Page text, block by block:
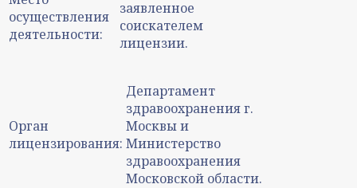
осуществления
деятельности:
заявленное
соискателем
лицензии.
Орган
лицензирования:
Департамент
здравоохранения г.
Москвы и
Министерство
здравоохранения
Московской области.